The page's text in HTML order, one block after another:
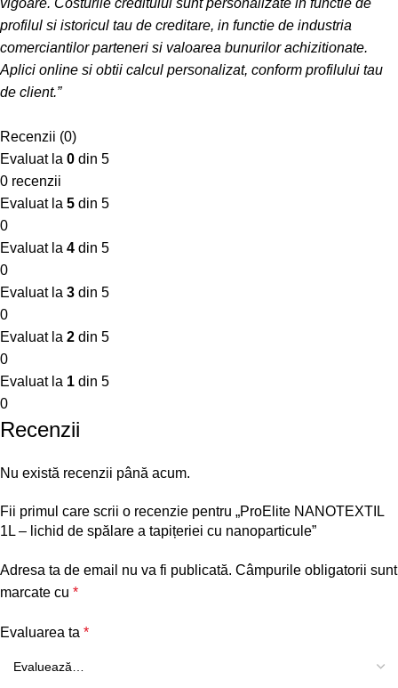
vigoare. Costurile creditului sunt personalizate in functie de
profilul si istoricul tau de creditare, in functie de industria
comerciantilor parteneri si valoarea bunurilor achizitionate.
Aplici online si obtii calcul personalizat, conform profilului tau
de client.”
Recenzii (0)
Evaluat la 0 din 5
0 recenzii
Evaluat la 5 din 5
0
Evaluat la 4 din 5
0
Evaluat la 3 din 5
0
Evaluat la 2 din 5
0
Evaluat la 1 din 5
0
Recenzii
Nu există recenzii până acum.
Fii primul care scrii o recenzie pentru „ProElite NANOTEXTIL
1L – lichid de spălare a tapițeriei cu nanoparticule”
Adresa ta de email nu va fi publicată. Câmpurile obligatorii sunt
marcate cu *
Evaluarea ta *